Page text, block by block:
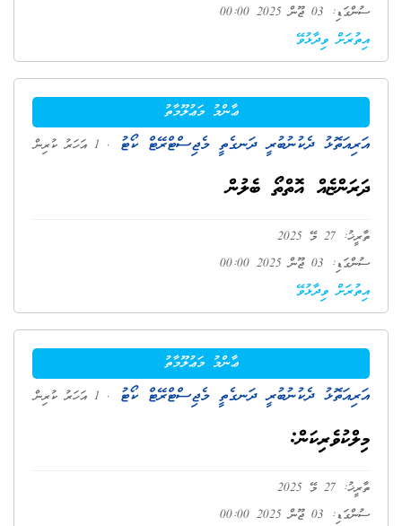
ސުންގަޑި: 03 ޖޫން 2025 00:00
އިތުރަށް ވިދާޅުވޭ
ޢާންމު މަޢުލޫމާތު
އަރިއަތޮޅު ދެކުނުބުރީ ދަނގެތީ މެޖިސްޓްރޭޓް ކޯޓު . 1 އަހަރު ކުރިން
ދަރަންޏެއް އޮތްތޯ ބެލުން
ތާރީޚު: 27 މޭ 2025
ސުންގަޑި: 03 ޖޫން 2025 00:00
އިތުރަށް ވިދާޅުވޭ
ޢާންމު މަޢުލޫމާތު
އަރިއަތޮޅު ދެކުނުބުރީ ދަނގެތީ މެޖިސްޓްރޭޓް ކޯޓު . 1 އަހަރު ކުރިން
މިލްކުވެރިކަން:
ތާރީޚު: 27 މޭ 2025
ސުންގަޑި: 03 ޖޫން 2025 00:00